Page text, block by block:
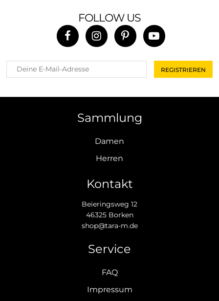
FOLLOW US
Sammlung
Damen
Herren
Kontakt
Beieringsweg 12
46325 Borken
shop@tara-m.de
Service
FAQ
Impressum